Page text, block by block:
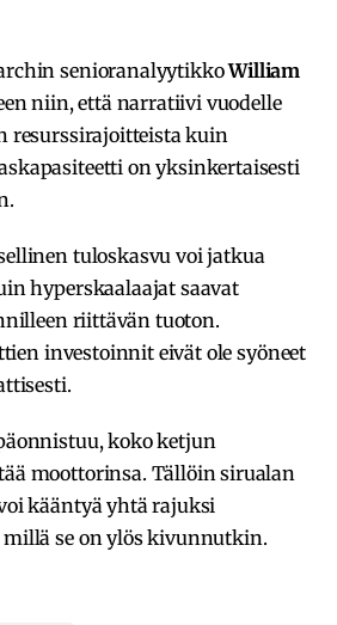
senioranalyytikkoWilliam
niin, että narratiivi vuodelle
resurssirajoitteista kuin
on yksinkertaisesti
tuloskasvu voi jatkua
hyperskaalaajat saavat
riittävän tuoton.
investoinnit eivät ole syöneet
koko ketjun
moottorinsa. Tällöin sirualan
kääntyä yhtä rajuksi
se on ylös kivunnutkin.